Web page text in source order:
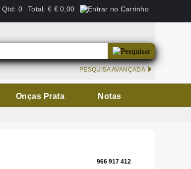
Qtd: 0 Total: € € 0,00
PESQUISA AVANÇADA
Onças Prata Notas
966 917 412